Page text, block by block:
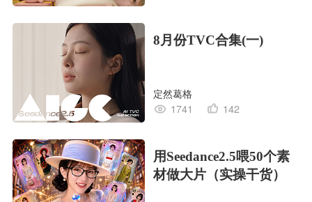
8月份TVC合集(一)
定然葛格
1741
142
用Seedance2.5喂50个素
材做大片（实操干货）